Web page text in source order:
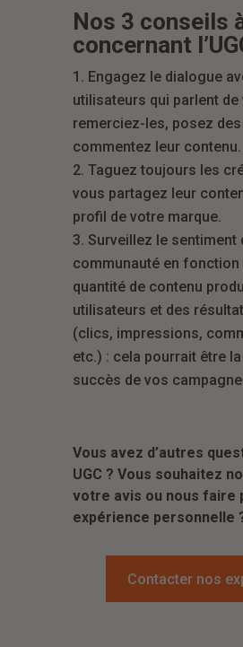
Nos 3 conseils
concernant
Engagez le dialogue
utilisateurs qui parlent de
remerciez-les, posez
commentez leur contenu.
Taguez toujours les
vous partagez leur
profil de votre marque.
Surveillez le sentiment
communauté en fonction
quantité de contenu
utilisateurs et des
(clics, impressions,
etc.) : cela pourrait être
succès de vos
Vous avez d’autres
UGC ? Vous souhaitez
votre avis ou nous faire
expérience personnelle
Contacter nos